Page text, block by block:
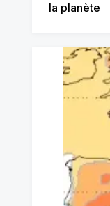
la planète